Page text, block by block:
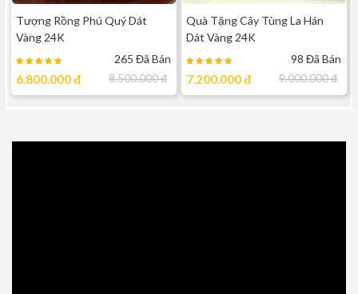
Tượng Rồng Phú Quý Dát
Vàng 24K
265 Đã Bán
6.800.000đ 8.500.000đ
Quà Tặng Cây Tùng La Hán
Dát Vàng 24K
98 Đã Bán
7.200.000đ 9.000.000đ